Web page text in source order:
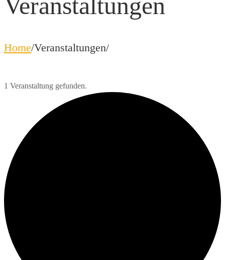
Home/Veranstaltungen/
1 Veranstaltung gefunden.